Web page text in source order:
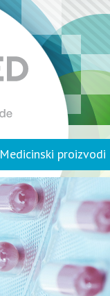
Medicinski proizvodi